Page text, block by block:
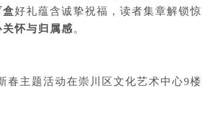
盒好礼蕴含诚挚祝福，读者集章解锁惊
关怀与归属感。
春主题活动在崇川区文化艺术中心9楼